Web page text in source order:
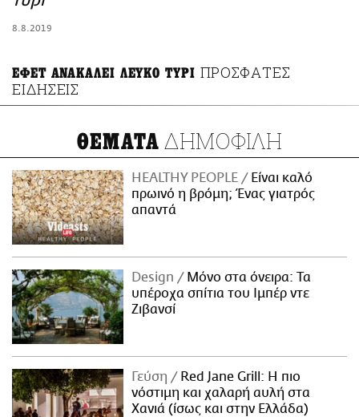
8.8.2019
ΕΦΕΤ ΑΝΑΚΑΛΕΙ ΛΕΥΚΟ ΤΥΡΙ ΠΡΟΣΦΑΤΕΣ
ΕΙΔΗΣΕΙΣ
ΘΕΜΑΤΑ ΔΗΜΟΦΙΛΗ
HEALTHY PEOPLE
Είναι καλό
πρωινό η βρόμη; Ένας γιατρός
απαντά
Design
Μόνο στα όνειρα: Τα
υπέροχα σπίτια του Ιμπέρ ντε
Ζιβανσί
Γεύση
Red Jane Grill: Η πιο
νόστιμη και χαλαρή αυλή στα
Χανιά (ίσως και στην Ελλάδα)